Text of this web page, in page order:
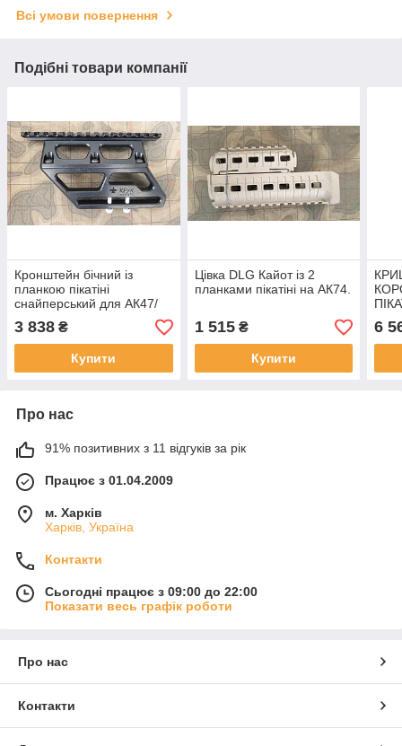
Всі умови повернення
Подібні товари компанії
Кронштейн бічний із
планкою пікатіні
снайперський для АК47/
АК74.
3 838 ₴
Купити
Цівка DLG Кайот із 2
планками пікатіні на АК74.
1 515₴
Купити
АК
6
Про нас
91% позитивних з 11 відгуків за рік
Працює з 01.04.2009
м. Харків
Харків, Україна
Контакти
Сьогодні працює з 09:00 до 22:00
Показати весь графік роботи
Про нас
Контакти